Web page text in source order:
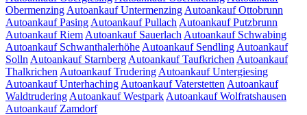
Obermenzing Autoankauf Untermenzing Autoankauf Ottobrunn
Autoankauf Pasing Autoankauf Pullach Autoankauf Putzbrunn
Autoankauf Riem Autoankauf Sauerlach Autoankauf Schwabing
Autoankauf Schwanthalerhöhe Autoankauf Sendling Autoankauf
Solln Autoankauf Starnberg Autoankauf Taufkrichen Autoankauf
Thalkrichen Autoankauf Trudering Autoankauf Untergiesing
Autoankauf Unterhaching Autoankauf Vaterstetten Autoankauf
Waldtrudering Autoankauf Westpark Autoankauf Wolfratshausen
Autoankauf Zamdorf